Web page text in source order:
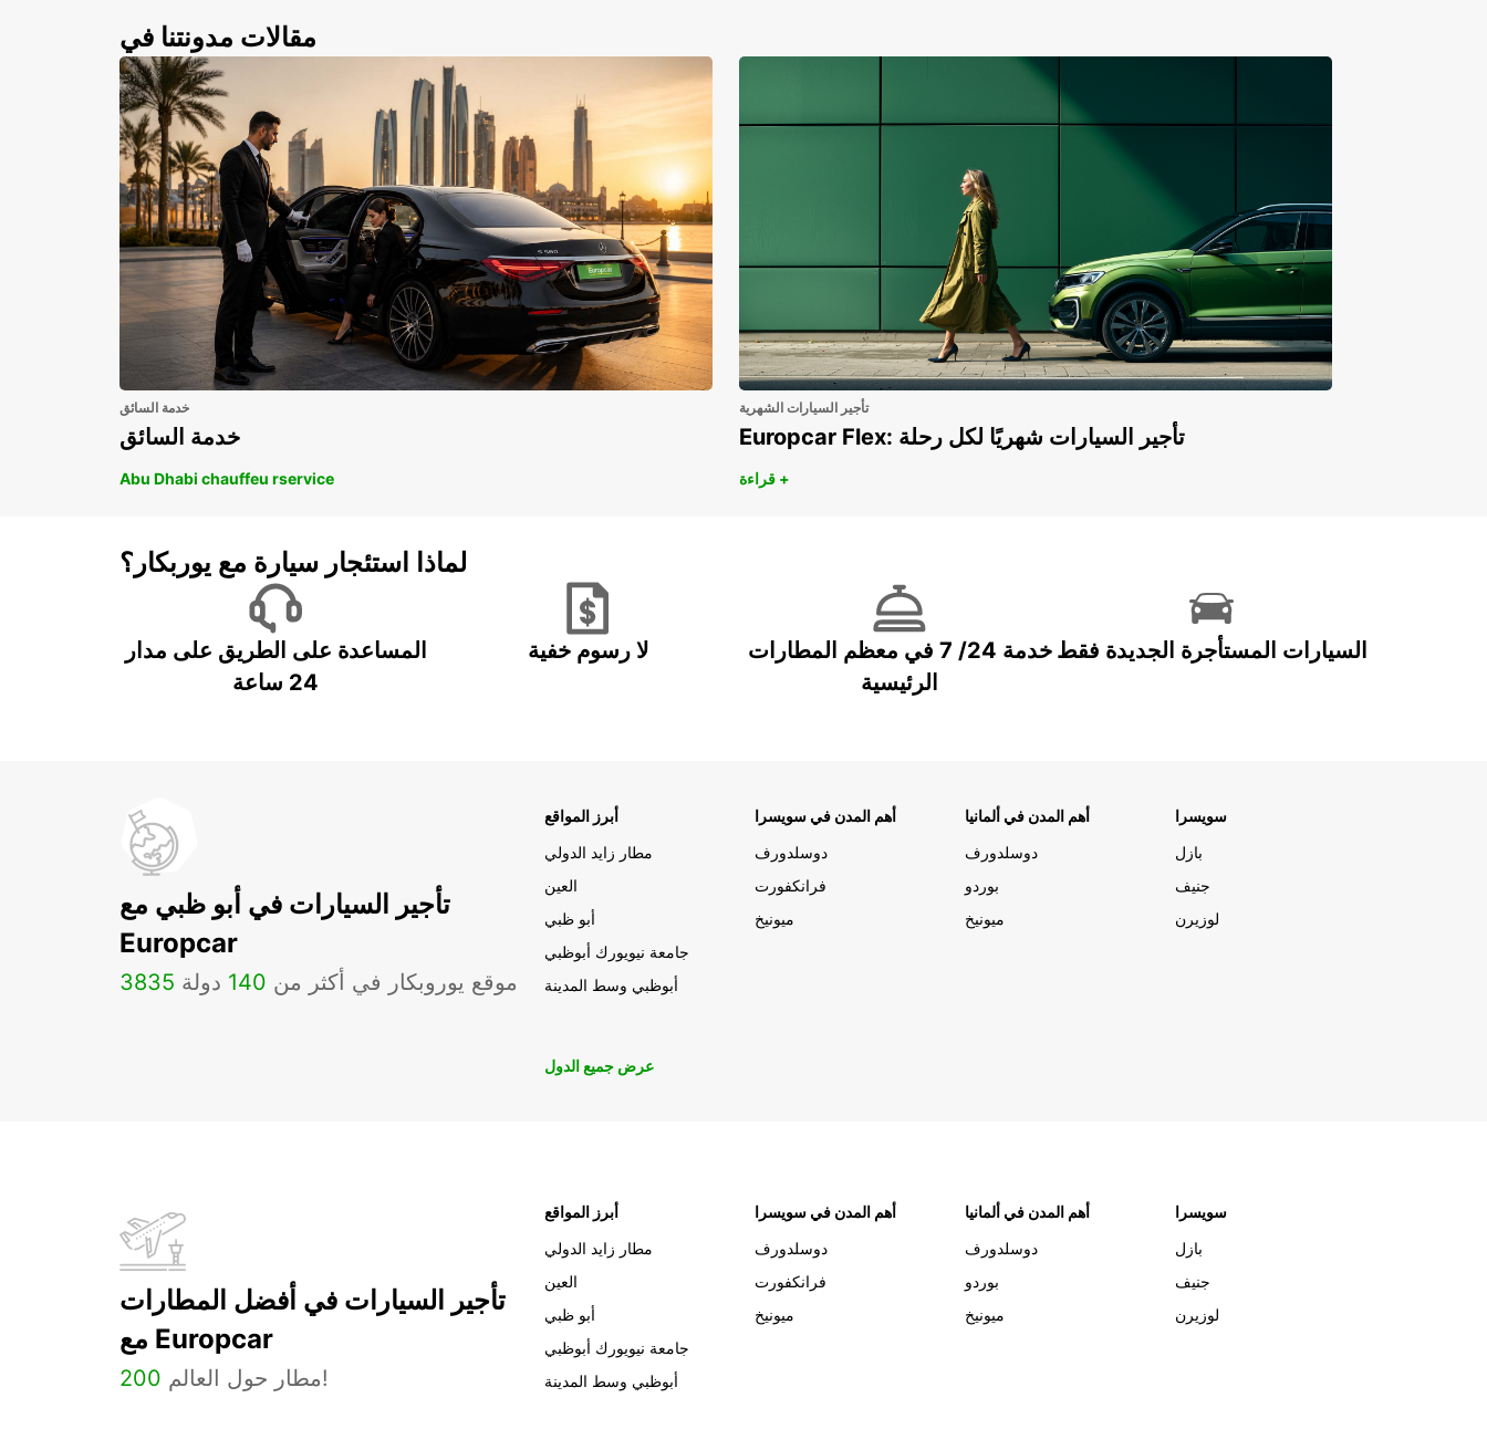
مقالات مدونتنا في
خدمة السائق
خدمة السائق
Abu Dhabi chauffeu rservice
تأجير السيارات الشهرية
Europcar Flex: تأجير السيارات شهريًا لكل رحلة
قراءة +
لماذا استئجار سيارة مع يوربكار؟
المساعدة على الطريق على مدار
24 ساعة
لا رسوم خفية
خدمة 24/ 7 في معظم المطارات
الرئيسية
السيارات المستأجرة الجديدة فقط
تأجير السيارات في أبو ظبي مع
Europcar
3835 موقع يوروبكار في أكثر من 140 دولة
أبرز المواقع
مطار زايد الدولي
العين
أبو ظبي
جامعة نيويورك أبوظبي
أبوظبي وسط المدينة
أهم المدن في سويسرا
دوسلدورف
فرانكفورت
ميونيخ
أهم المدن في ألمانيا
دوسلدورف
بوردو
ميونيخ
سويسرا
بازل
جنيف
لوزيرن
عرض جميع الدول
تأجير السيارات في أفضل المطارات
مع Europcar
200 مطار حول العالم!
أبرز المواقع
مطار زايد الدولي
العين
أبو ظبي
جامعة نيويورك أبوظبي
أبوظبي وسط المدينة
أهم المدن في سويسرا
دوسلدورف
فرانكفورت
ميونيخ
أهم المدن في ألمانيا
دوسلدورف
بوردو
ميونيخ
سويسرا
بازل
جنيف
لوزيرن